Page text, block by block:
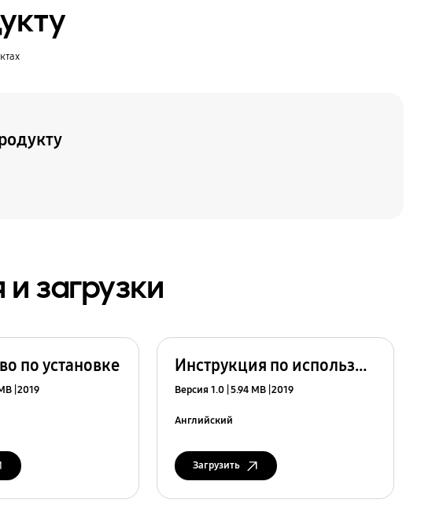
загрузки
по установке
2019
Инструкция по использованию
Версия 1.0 5.94 MB 2019
Английский
Загрузить